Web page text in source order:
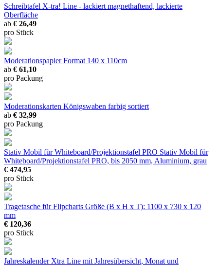
Schreibtafel X-tra! Line - lackiert magnethaftend, lackierte
Oberfläche
ab € 26,49
pro Stück
ModerationspapierFormat 140 x 110cm
ab € 61,10
pro Packung
Moderationskarten Königswaben farbig sortiert
ab € 32,99
pro Packung
Stativ Mobil für Whiteboard/Projektionstafel PRO Stativ Mobil für
Whiteboard/Projektionstafel PRO, bis 2050 mm, Aluminium, grau
€ 474,95
pro Stück
Tragetasche für Flipcharts Größe (B x H x T): 1100 x 730 x 120
mm
€ 120,36
pro Stück
Jahreskalender Xtra Line mit Jahresübersicht, Monat und